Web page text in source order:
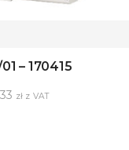
– 170415
zł z VAT